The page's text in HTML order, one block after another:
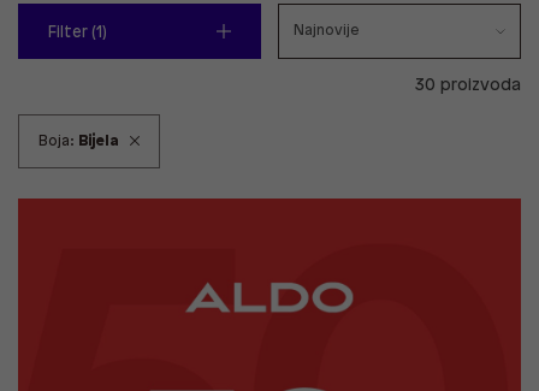
Filter (1)
30 proizvoda
Boja: Bijela